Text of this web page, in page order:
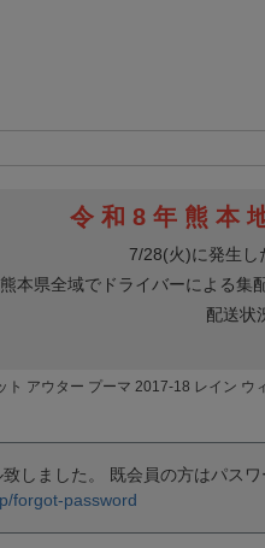
ト アウター プーマ 2017-18 レイン
しました。 既会員の方はパス
forgot-password